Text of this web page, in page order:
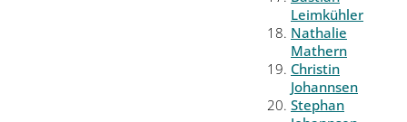
Leimkühler
Nathalie
Mathern
Christin
Johannsen
Stephan